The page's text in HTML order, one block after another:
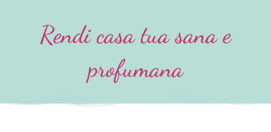
Rendi casa tua sana e
profumana